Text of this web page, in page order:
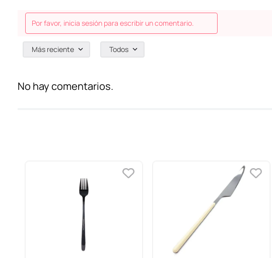
Por favor, inicia sesión para escribir un comentario.
Más reciente Todos
No hay comentarios.